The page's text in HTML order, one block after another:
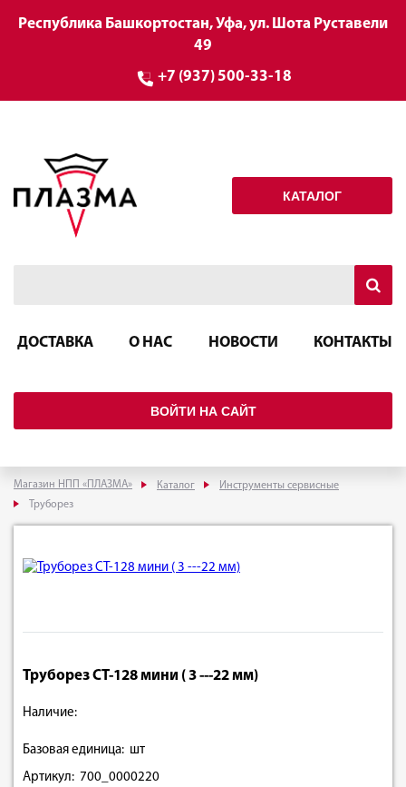
Республика Башкортостан, Уфа, ул. Шота Руставели
49
+7 (937) 500-33-18
КАТАЛОГ
ДОСТАВКА О НАС НОВОСТИ КОНТАКТЫ
ВОЙТИ НА САЙТ
Магазин НПП «ПЛАЗМА» Каталог
Инструменты сервисные
Труборез
Труборез СT-128 мини ( 3 ---22 мм)
Наличие:
Базовая единица: шт
Артикул: 700_0000220